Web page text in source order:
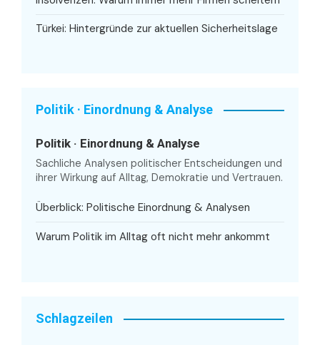
Türkei: Hintergründe zur aktuellen Sicherheitslage
Politik · Einordnung & Analyse
Politik · Einordnung & Analyse
Sachliche Analysen politischer Entscheidungen und
ihrer Wirkung auf Alltag, Demokratie und Vertrauen.
Überblick: Politische Einordnung & Analysen
Warum Politik im Alltag oft nicht mehr ankommt
Schlagzeilen